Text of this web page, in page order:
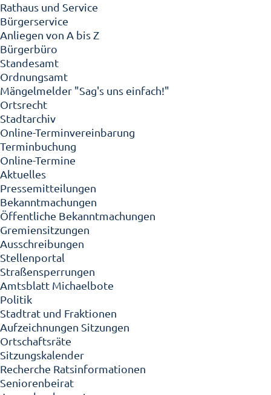
Rathaus und Service
Bürgerservice
Anliegen von A bis Z
Bürgerbüro
Standesamt
Ordnungsamt
Mängelmelder "Sag's uns einfach!"
Ortsrecht
Stadtarchiv
Online-Terminvereinbarung
Terminbuchung
Online-Termine
Aktuelles
Pressemitteilungen
Bekanntmachungen
Öffentliche Bekanntmachungen
Gremiensitzungen
Ausschreibungen
Stellenportal
Straßensperrungen
Amtsblatt Michaelbote
Politik
Stadtrat und Fraktionen
Aufzeichnungen Sitzungen
Ortschaftsräte
Sitzungskalender
Recherche Ratsinformationen
Seniorenbeirat